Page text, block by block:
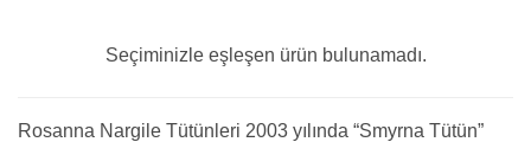
Seçiminizle eşleşen ürün bulunamadı.
Rosanna Nargile Tütünleri 2003 yılında “Smyrna Tütün”